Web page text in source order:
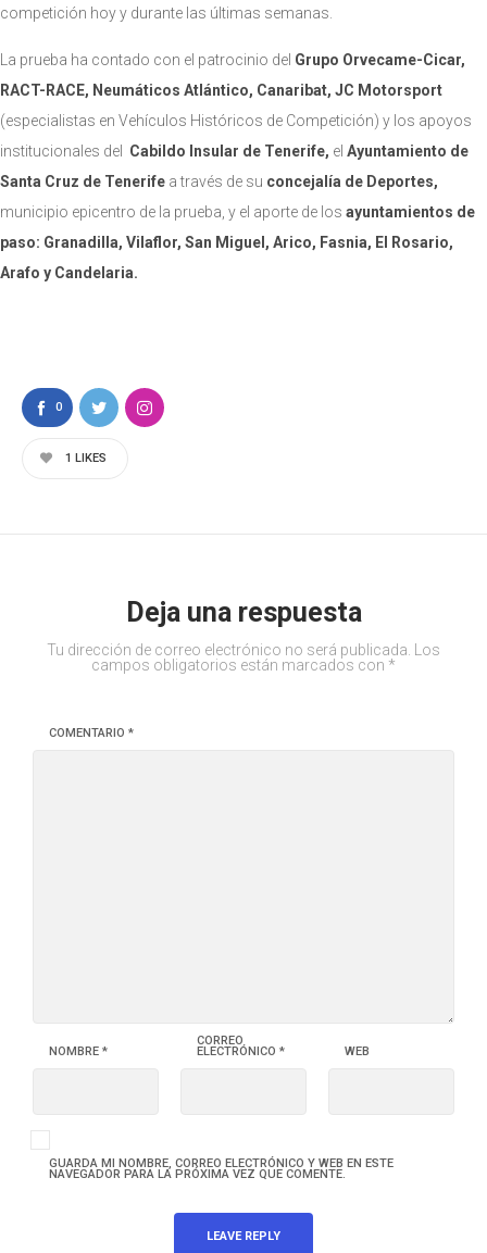
competición hoy y durante las últimas semanas.
La prueba ha contado con el patrocinio del Grupo Orvecame-Cicar,
RACT-RACE, Neumáticos Atlántico, Canaribat, JC Motorsport
(especialistas en Vehículos Históricos de Competición) y los apoyos
institucionales del Cabildo Insular de Tenerife, el Ayuntamiento de
Santa Cruz de Tenerife a través de su concejalía de Deportes,
municipio epicentro de la prueba, y el aporte de los ayuntamientos de
paso: Granadilla, Vilaflor, San Miguel, Arico, Fasnia, El Rosario,
Arafo y Candelaria.
0
1 LIKES
Deja una respuesta
Tu dirección de correo electrónico no será publicada. Los
campos obligatorios están marcados con *
COMENTARIO *
NOMBRE *
CORREO
ELECTRÓNICO * WEB
GUARDA MI NOMBRE, CORREO ELECTRÓNICO Y WEB EN ESTE
NAVEGADOR PARA LA PRÓXIMA VEZ QUE COMENTE.